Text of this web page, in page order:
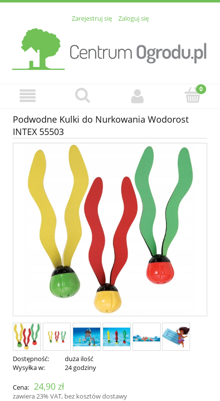
Zarejestruj się Zaloguj się
Podwodne Kulki do Nurkowania Wodorost
INTEX 55503
Dostępność:
duża ilość
Wysyłka w:
24 godziny
Cena: 24,90 zł
zawiera 23% VAT, bez kosztów dostawy